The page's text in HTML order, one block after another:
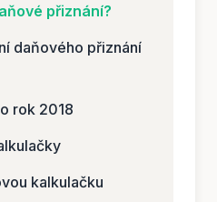
přiznání?
daňového přiznání
rok 2018
kalkulačku